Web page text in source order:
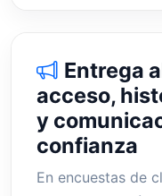
Entrega
acceso,
y
confianza
En encuestas de